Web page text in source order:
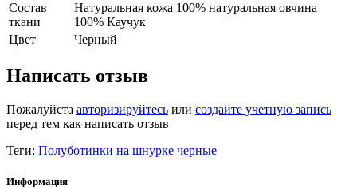
Состав
ткани
Натуральная кожа 100% натуральная овчина
100% Каучук
Цвет
Черный
Написать отзыв
Пожалуйста авторизируйтесь или создайте учетную запись
перед тем как написать отзыв
Теги: Полуботинки на шнурке черные
Информация